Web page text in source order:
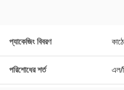
প্যাকেজিং বিবরণ
পরিশোধের শর্ত এল/